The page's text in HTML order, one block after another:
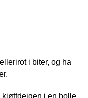
i biter, og ha
kjøttdeigen i en bolle